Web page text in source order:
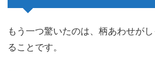
もう一つ驚いたのは、柄あわせが
ることです。